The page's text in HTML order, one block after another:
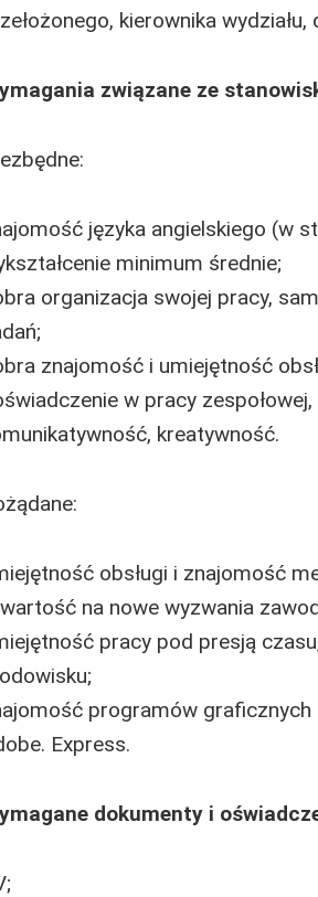
kierownika
związane ze
języka angielskiego (w
minimum średnie;
organizacja swojej pracy,
znajomość i umiejętność
w pracy
kreatywność.
obsługi i znajomość
na nowe wyzwania
pracy pod presją
programów graficznych
Express.
dokumenty i